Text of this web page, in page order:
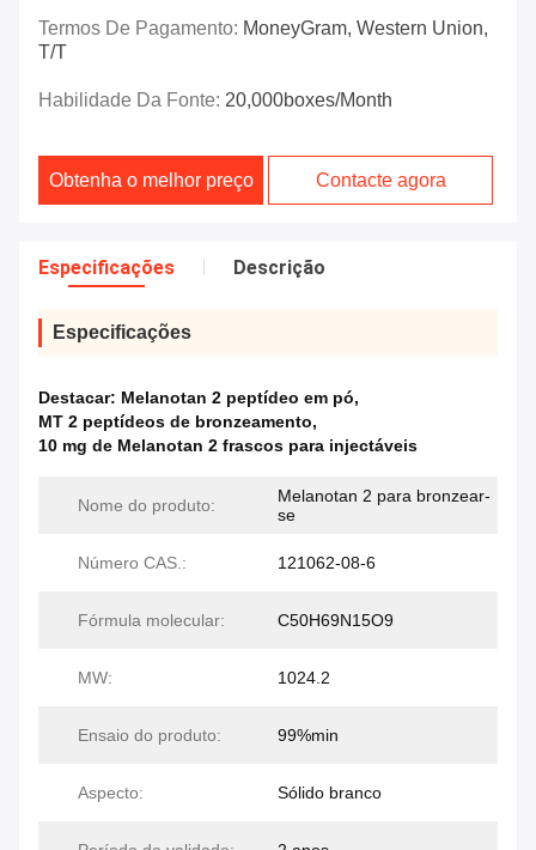
Termos De Pagamento: MoneyGram, Western Union,
T/T
Habilidade Da Fonte: 20,000boxes/Month
Obtenha o melhor preço Contacte agora
Especificações Descrição
Especificações
Destacar: Melanotan 2 peptídeo em pó,
MT 2 peptídeos de bronzeamento,
10 mg de Melanotan 2 frascos para injectáveis
Nome do produto:
Melanotan 2 para bronzear-
se
Número CAS.: 121062-08-6
Fórmula molecular: C50H69N15O9
MW: 1024.2
Ensaio do produto: 99%min
Aspecto: Sólido branco